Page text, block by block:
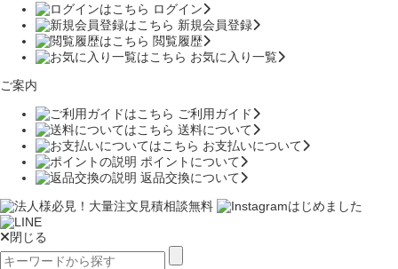
ログイン
新規会員登録
閲覧履歴
お気に入り一覧
ご案内
ご利用ガイド
送料について
お支払いについて
ポイントについて
返品交換について
閉じる